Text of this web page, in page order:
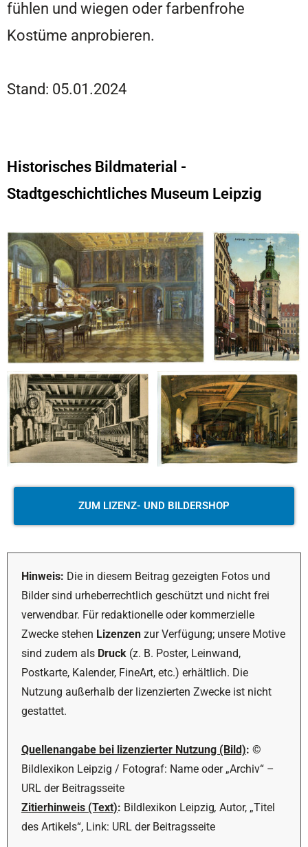
fühlen und wiegen oder farbenfrohe
Kostüme anprobieren.
Stand: 05.01.2024
Historisches Bildmaterial -
Stadtgeschichtliches Museum Leipzig
ZUM LIZENZ- UND BILDERSHOP
Hinweis: Die in diesem Beitrag gezeigten Fotos und
Bilder sind urheberrechtlich geschützt und nicht frei
verwendbar. Für redaktionelle oder kommerzielle
Zwecke stehen Lizenzen zur Verfügung; unsere Motive
sind zudem als Druck (z. B. Poster, Leinwand,
Postkarte, Kalender, FineArt, etc.) erhältlich. Die
Nutzung außerhalb der lizenzierten Zwecke ist nicht
gestattet.
Quellenangabe bei lizenzierter Nutzung (Bild): ©
Bildlexikon Leipzig / Fotograf: Name oder „Archiv“ –
URL der Beitragsseite
Zitierhinweis (Text): Bildlexikon Leipzig, Autor, „Titel
des Artikels“, Link: URL der Beitragsseite